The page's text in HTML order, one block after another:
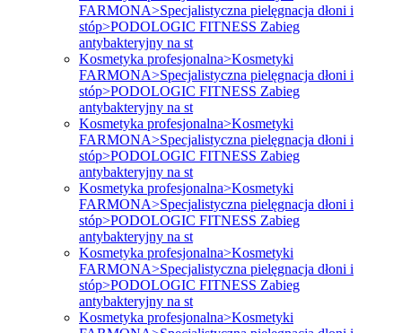
FARMONA>Specjalistyczna pielęgnacja dłoni i
stóp>PODOLOGIC FITNESS Zabieg
antybakteryjny na st
Kosmetyka profesjonalna>Kosmetyki
FARMONA>Specjalistyczna pielęgnacja dłoni i
stóp>PODOLOGIC FITNESS Zabieg
antybakteryjny na st
Kosmetyka profesjonalna>Kosmetyki
FARMONA>Specjalistyczna pielęgnacja dłoni i
stóp>PODOLOGIC FITNESS Zabieg
antybakteryjny na st
Kosmetyka profesjonalna>Kosmetyki
FARMONA>Specjalistyczna pielęgnacja dłoni i
stóp>PODOLOGIC FITNESS Zabieg
antybakteryjny na st
Kosmetyka profesjonalna>Kosmetyki
FARMONA>Specjalistyczna pielęgnacja dłoni i
stóp>PODOLOGIC FITNESS Zabieg
antybakteryjny na st
Kosmetyka profesjonalna>Kosmetyki